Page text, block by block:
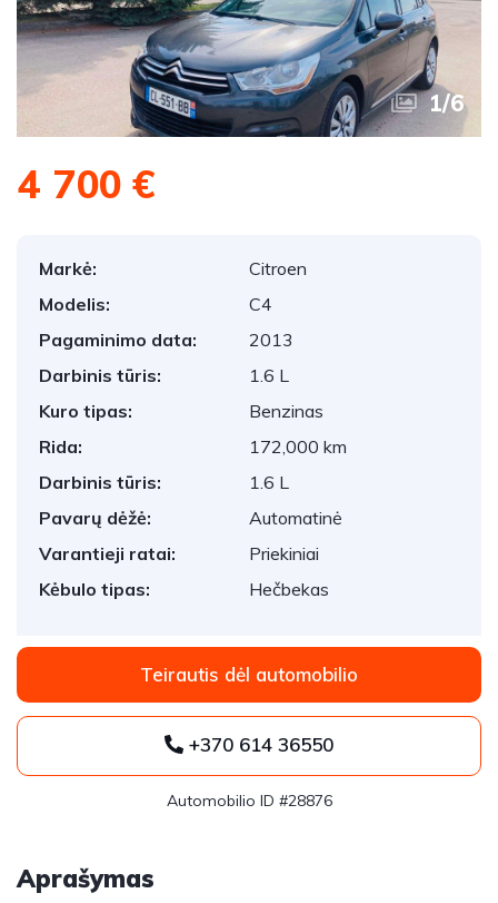
1/6
4 700 €
Markė:
Citroen
Modelis:
C4
Pagaminimo data:
2013
Darbinis tūris:
1.6 L
Kuro tipas:
Benzinas
Rida:
172,000 km
Darbinis tūris:
1.6 L
Pavarų dėžė:
Automatinė
Varantieji ratai:
Priekiniai
Kėbulo tipas:
Hečbekas
Teirautis dėl automobilio
+370 614 36550
Automobilio ID #28876
Aprašymas